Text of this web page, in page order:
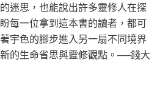
迷思，也能說出許多靈修人在探
每一位拿到這本書的讀者，都可
宇色的腳步進入另一扇不同境界
的生命省思與靈修觀點。──錢大